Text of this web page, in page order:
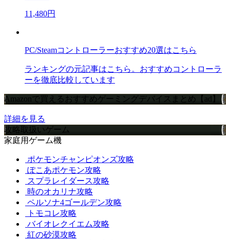
11,480円
PC/Steamコントローラーおすすめ20選はこちら
ランキングの元記事はこちら。おすすめコントローラ
ーを徹底比較しています
Amazonで買えるおすすめゲーミングデバイスまとめ【ad】
詳細を見る
攻略取扱いゲーム
家庭用ゲーム機
ポケモンチャンピオンズ攻略
ぽこあポケモン攻略
スプラレイダース攻略
時のオカリナ攻略
ペルソナ4ゴールデン攻略
トモコレ攻略
バイオレクイエム攻略
紅の砂漠攻略